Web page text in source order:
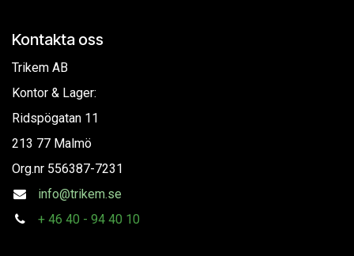
Kontakta oss
Trikem AB
Kontor & Lager:
Ridspögatan 11
213 77 Malmö
Org.nr 556387-7231
info@trikem.se
+ 46 40 - 94 40 10